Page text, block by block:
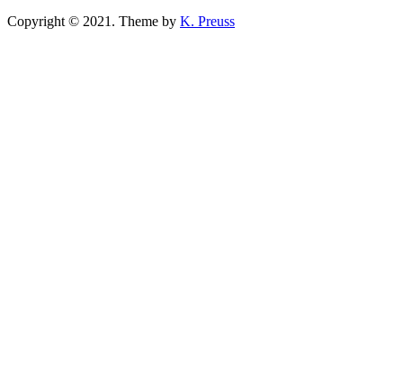
Copyright © 2021. Theme by K. Preuss